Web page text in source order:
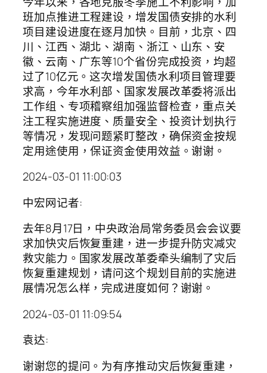
班加点推进工程建设，增发国债安排的水利
项目建设进度在逐月加快。目前，北京、四
川、江西、湖北、湖南、浙江、山东、安
徽、云南、广东等10个省份完成投资，均超
过了10亿元。这次增发国债水利项目管理要
求高，今年水利部、国家发展改革委将派出
工作组、专项稽察组加强监督检查，重点关
注工程实施进度、质量安全、投资计划执行
等情况，发现问题紧盯整改，确保资金按规
定用途使用，保证资金使用效益。谢谢。
2024-03-01 11:00:03
中宏网记者:
去年8月17日，中央政治局常务委员会会议要
求加快灾后恢复重建，进一步提升防灾减灾
救灾能力。国家发展改革委牵头编制了灾后
恢复重建规划，请问这个规划目前的实施进
展情况怎么样，完成进度如何？谢谢。
2024-03-01 11:09:54
袁达:
谢谢您的提问。为有序推动灾后恢复重建，